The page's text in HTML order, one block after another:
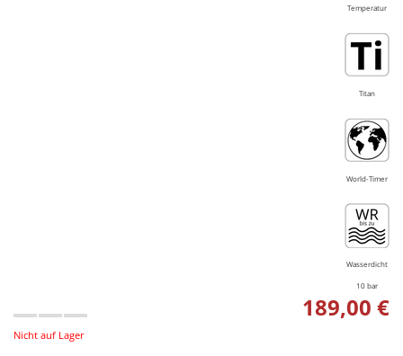
Temperatur
Titan
World-Timer
Wasserdicht
10 bar
189,00 €
Nicht auf Lager